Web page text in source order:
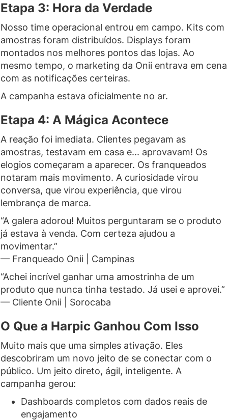
Etapa 3: Hora da Verdade
Nosso time operacional entrou em campo. Kits com
amostras foram distribuídos. Displays foram
montados nos melhores pontos das lojas. Ao
mesmo tempo, o marketing da Onii entrava em cena
com as notificações certeiras.
A campanha estava oficialmente no ar.
Etapa 4: A Mágica Acontece
A reação foi imediata. Clientes pegavam as
amostras, testavam em casa e... aprovavam! Os
elogios começaram a aparecer. Os franqueados
notaram mais movimento. A curiosidade virou
conversa, que virou experiência, que virou
lembrança de marca.
“A galera adorou! Muitos perguntaram se o produto
já estava à venda. Com certeza ajudou a
movimentar.”
— Franqueado Onii | Campinas
“Achei incrível ganhar uma amostrinha de um
produto que nunca tinha testado. Já usei e aprovei.”
— Cliente Onii | Sorocaba
O Que a Harpic Ganhou Com Isso
Muito mais que uma simples ativação. Eles
descobriram um novo jeito de se conectar com o
público. Um jeito direto, ágil, inteligente. A
campanha gerou:
Dashboards completos com dados reais de
engajamento